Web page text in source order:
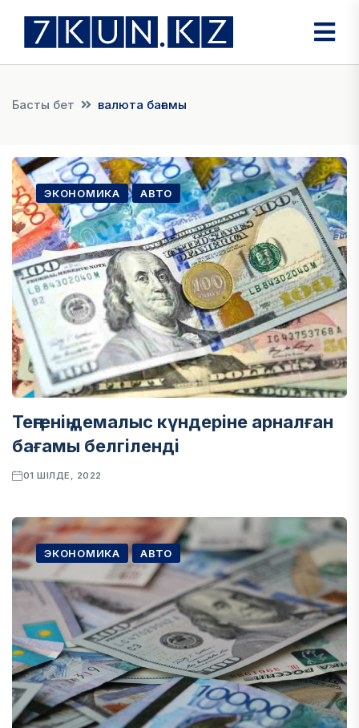
Басты бет валюта бағамы
ЭКОНОМИКА АВТО
Теңгенің демалыс күндеріне арналған
бағамы белгіленді
01 ШІЛДЕ, 2022
ЭКОНОМИКА АВТО